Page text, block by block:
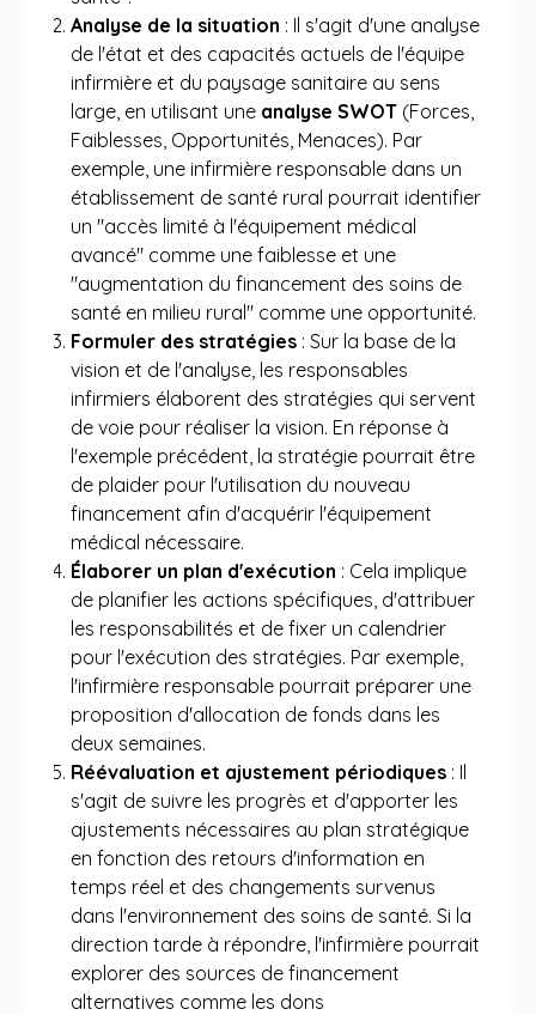
Analyse de la situation : Il s'agit d'une analyse
de l'état et des capacités actuels de l'équipe
infirmière et du paysage sanitaire au sens
large, en utilisant une analyse SWOT (Forces,
Faiblesses, Opportunités, Menaces). Par
exemple, une infirmière responsable dans un
établissement de santé rural pourrait identifier
un "accès limité à l'équipement médical
avancé" comme une faiblesse et une
"augmentation du financement des soins de
santé en milieu rural" comme une opportunité.
Formuler des stratégies : Sur la base de la
vision et de l'analyse, les responsables
infirmiers élaborent des stratégies qui servent
de voie pour réaliser la vision. En réponse à
l'exemple précédent, la stratégie pourrait être
de plaider pour l'utilisation du nouveau
financement afin d'acquérir l'équipement
médical nécessaire.
Élaborer un plan d'exécution : Cela implique
de planifier les actions spécifiques, d'attribuer
les responsabilités et de fixer un calendrier
pour l'exécution des stratégies. Par exemple,
l'infirmière responsable pourrait préparer une
proposition d'allocation de fonds dans les
deux semaines.
Réévaluation et ajustement périodiques : Il
s'agit de suivre les progrès et d'apporter les
ajustements nécessaires au plan stratégique
en fonction des retours d'information en
temps réel et des changements survenus
dans l'environnement des soins de santé. Si la
direction tarde à répondre, l'infirmière pourrait
explorer des sources de financement
alternatives comme les dons